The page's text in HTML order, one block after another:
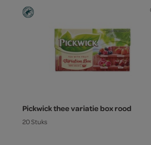
Pickwick thee variatie box rood
20 Stuks